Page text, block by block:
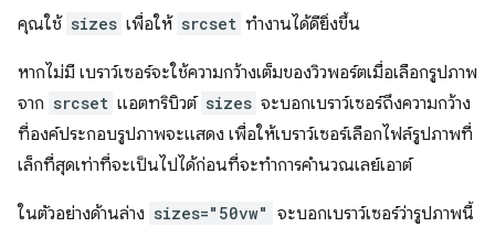
คุณใช้ sizes เพื่อให้ srcset ทำงานได้ดียิ่งขึ้น
หากไม่มี เบราว์เซอร์จะใช้ความกว้างเต็มของวิวพอร์ตเมื่อเลือกรูปภาพ
จาก srcset แอตทริบิวต์ sizes จะบอกเบราว์เซอร์ถึงความกว้าง
ที่องค์ประกอบรูปภาพจะแสดง เพื่อให้เบราว์เซอร์เลือกไฟล์รูปภาพที่
เล็กที่สุดเท่าที่จะเป็นไปได้ก่อนที่จะทำการคำนวณเลย์เอาต์
ในตัวอย่างด้านล่าง sizes="50vw" จะบอกเบราว์เซอร์ว่ารูปภาพนี้